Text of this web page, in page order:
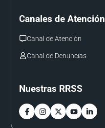
Canales de Atención
Canal de Atención
Canal de Denuncias
Nuestras RRSS